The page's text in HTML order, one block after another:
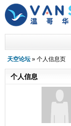
天空论坛 » 个人信息页
个人信息